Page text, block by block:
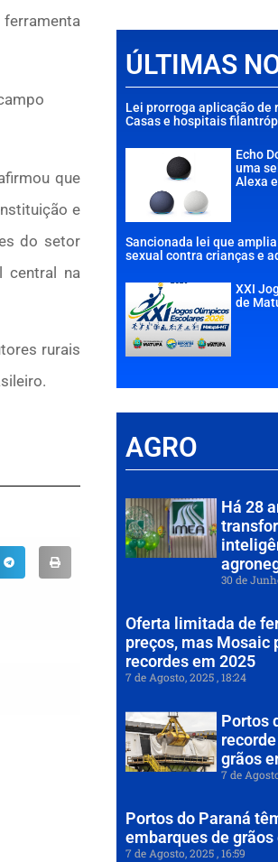
ferramenta
que
e
do setor
central na
rurais
ÚLTIMAS
Lei prorroga aplicação de
Casas e hospitais
Echo
uma
Alexa
Sancionada lei que
sexual contra crianças e
XXI
de
AGRO
Há 28
30 de
Oferta limitada de
preços, mas Mosaic
recordes em 2025
7 de Agosto, 2025 18:24
Portos
grãos
7 de
Portos do Paraná
embarques de
7 de Agosto, 2025 16:59